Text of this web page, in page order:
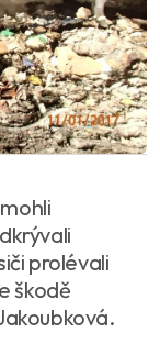
prolévali
škodě